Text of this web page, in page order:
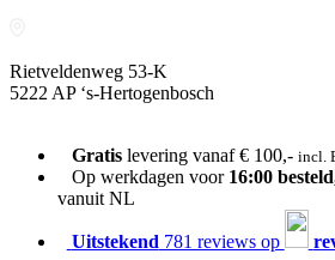
Rietveldenweg 53-K
5222 AP ‘s-Hertogenbosch
Gratislevering vanaf € 100,- incl.
Op werkdagen voor 16:00
vanuit NL
Uitstekend 781 reviews op